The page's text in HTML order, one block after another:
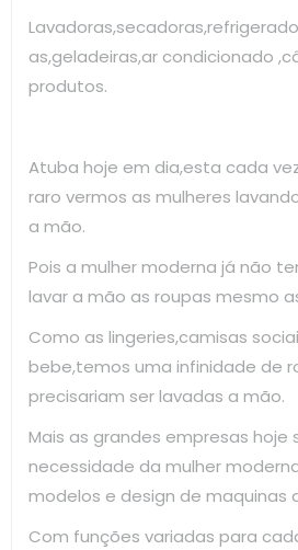
as,geladeiras,ar condicionado
produtos.
Atuba hoje em dia,esta cada
raro vermos as mulheres
a mão.
Pois a mulher moderna já não
lavar a mão as roupas mesmo
Como as lingeries,camisas
bebe,temos uma infinidade de
precisariam ser lavadas a mão.
Mais as grandes empresas
necessidade da mulher
modelos e design de maquinas
Com funções variadas para